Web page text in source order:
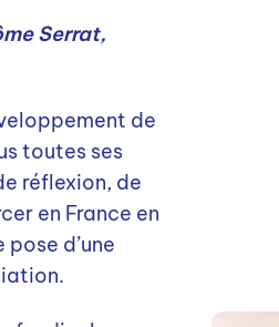
Serrat,
de
toutes ses
réflexion, de
en France en
d’une